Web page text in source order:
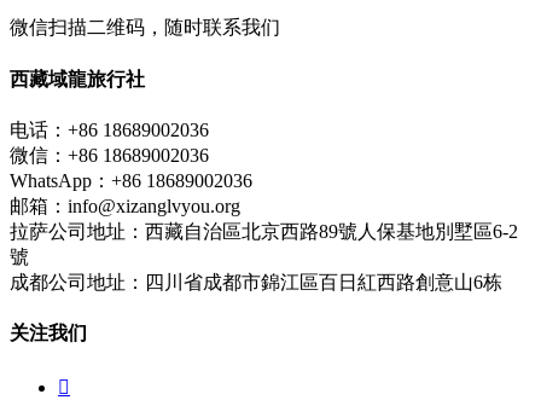
微信扫描二维码，随时联系我们
西藏域龍旅行社
电话：+86 18689002036
微信：+86 18689002036
WhatsApp：+86 18689002036
邮箱：info@xizanglvyou.org
拉萨公司地址：西藏自治區北京西路89號人保基地別墅區6-2
號
成都公司地址：四川省成都市錦江區百日紅西路創意山6栋
关注我们
